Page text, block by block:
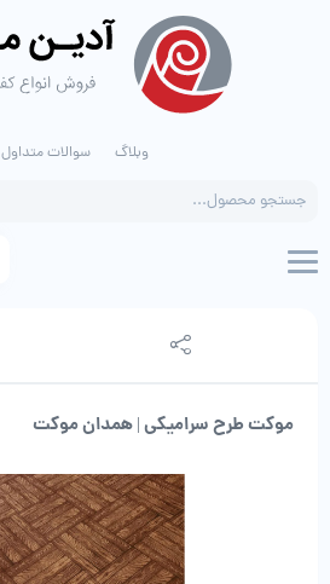
وبلاگ سوالات متداول
search
موکت طرح سرامیکی | همدان موکت